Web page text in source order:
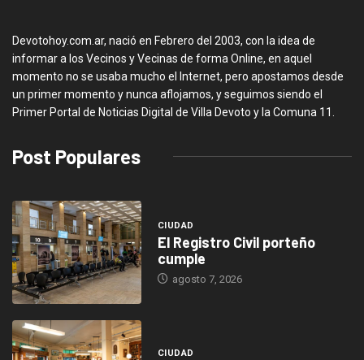
Devotohoy.com.ar, nació en Febrero del 2003, con la idea de
informar a los Vecinos y Vecinas de forma Online, en aquel
momento no se usaba mucho el Internet, pero apostamos desde
un primer momento y nunca aflojamos, y seguimos siendo el
Primer Portal de Noticias Digital de Villa Devoto y la Comuna 11.
Post Populares
CIUDAD
El Registro Civil porteño
cumple
agosto 7, 2026
CIUDAD